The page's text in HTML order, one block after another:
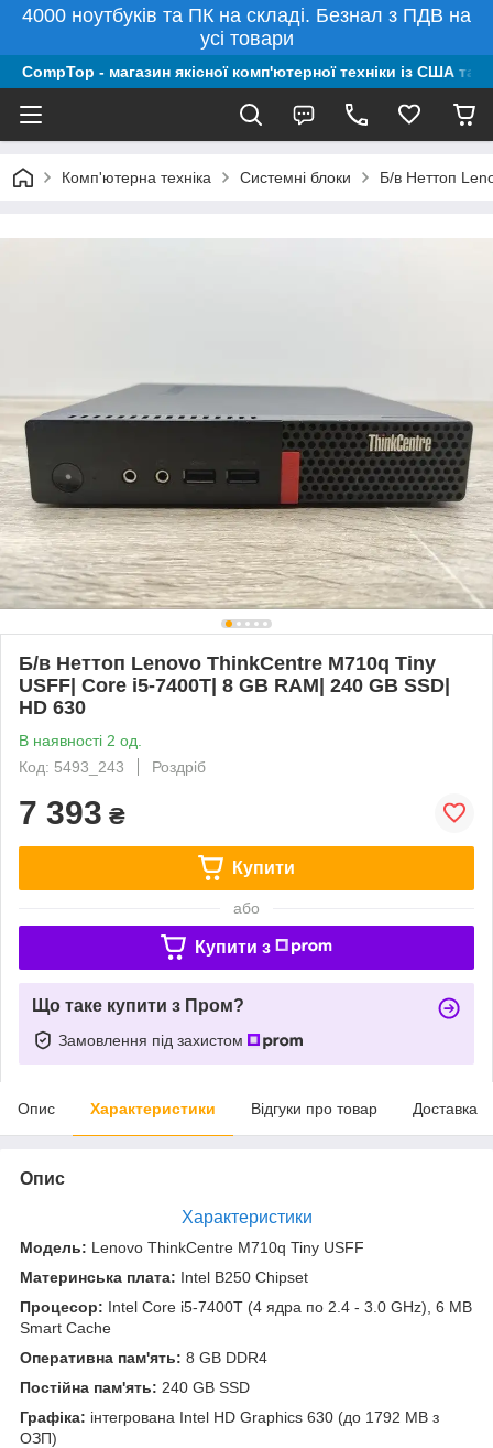
4000 ноутбуків та ПК на складі. Безнал з ПДВ на
усі товари
CompTop - магазин якісної комп'ютерної техніки із США та
Комп'ютерна техніка Системні блоки Б/в Неттоп
Б/в Неттоп Lenovo ThinkCentre M710q Tiny
USFF| Core i5-7400T| 8 GB RAM| 240 GB SSD|
HD 630
В наявності 2 од.
Код: 5493_243
Роздріб
7 393 ₴
Купити
або
Купити з
Що таке купити з Пром?
Замовлення під захистом
Опис Характеристики Відгуки про товар Доставка
Опис
Характеристики
Модель: Lenovo ThinkCentre M710q Tiny USFF
Материнська плата: Intel B250 Chipset
Процесор: Intel Core i5-7400T (4 ядра по 2.4 - 3.0 GHz), 6 MB
Smart Cache
Оперативна пам'ять: 8 GB DDR4
Постійна пам'ять: 240 GB SSD
Графіка: інтегрована Intel HD Graphics 630 (до 1792 MB з
ОЗП)